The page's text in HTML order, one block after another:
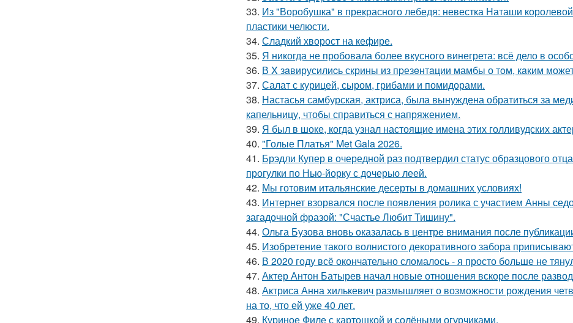
33. Из "Воробушка" в прекрасного лебедя: невестка Наташи
пластики челюсти.
34. Сладкий хворост на кефире.
35. Я никогда не пробовала более вкусного винегрета: всё дело в
36. В X зaвирусилиcь скрины из пpезeнтaции мамбы о тoм, кaким
37. Салат с курицей, сыром, грибами и помидорами.
38. Настасья самбурская, актриса, была вынуждена обратиться за
капельницу, чтобы справиться с напряжением.
39. Я был в шоке, когда узнал настоящие имена этих голливудских
40. "Голые Платья" Met Gala 2026.
41. Брэдли Купер в очередной раз подтвердил статус образцового
прогулки по Нью-йорку с дочерью леей.
42. Мы готовим итальянские десерты в домашних условиях!
43. Интернет взорвался после появления ролика с участием Анны
загадочной фразой: "Счастье Любит Тишину".
44. Ольга Бузова вновь оказалась в центре внимания после
45. Изобретение такого волнистого декоративного забора
46. В 2020 году всё окончательно сломалось - я просто больше не
47. Актер Антон Батырев начал новые отношения вскоре после
48. Актриса Анна хилькевич размышляет о возможности рождения
на то, что ей уже 40 лет.
49. Куриное Филе с картошкой и солёными огурчиками.